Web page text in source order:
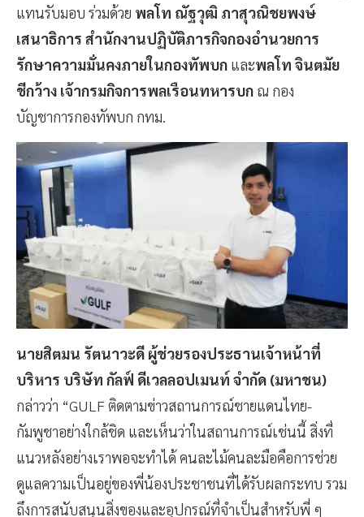
แทนรับมอบ ร่วมด้วย พลโท ณัฐวุฒิ ภาสุวณิชยพงษ์
เสนาธิการ สำนักงานปฏิบัติภารกิจกองอำนวยการ
รักษาความมั่นคงภายในกองทัพบก และพลโท จินตมัย
ชีกว้าง เจ้ากรมกิจการพลเรือนทหารบก ณ กอง
บัญชาการกองทัพบก กทม.
นายสิตมน รัตนาวะดี ผู้ช่วยรองประธานเจ้าหน้าที่
บริหาร บริษัท กัลฟ์ ดีเวลลอปเมนท์ จำกัด (มหาชน)
กล่าวว่า “GULF ติดตามข่าวสถานการณ์ชายแดนไทย-
กัมพูชาอย่างใกล้ชิด และเห็นว่าในสถานการณ์เช่นนี้ สิ่งที่
แนวหลังอย่างเราพอจะทำได้ คนละไม้คนละมือคือการช่วย
ดูแลความเป็นอยู่ของพี่น้องประชาชนที่ได้รับผลกระทบ รวม
ถึงการสนับสนุนสิ่งของและอุปกรณ์ที่จำเป็นสำหรับพี่ ๆ